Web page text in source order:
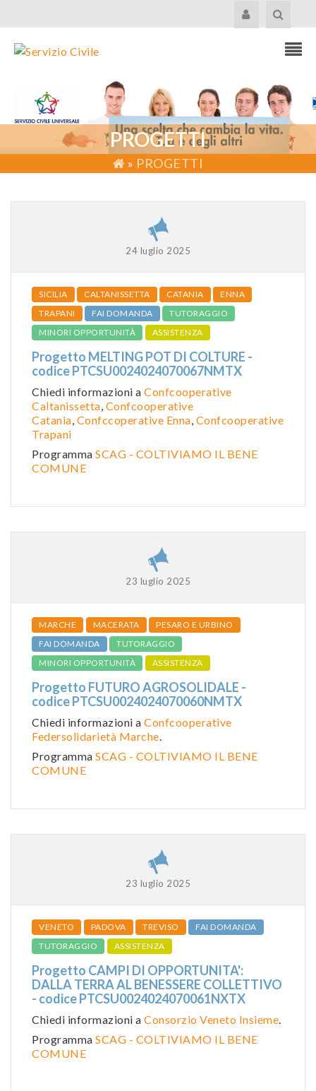
PROGETTI
» PROGETTI
24 luglio 2025
SICILIA CALTANISSETTA CATANIA
ENNA
TRAPANI
FAI DOMANDA
TUTORAGGIO
MINORI OPPORTUNITÀ
ASSISTENZA
Progetto MELTING POT DI COLTURE -
codice PTCSU0024024070067NMTX
Chiedi informazioni a Confcooperative
Caltanissetta, Confcooperative
Catania, Confccoperative Enna, Confcooperative
Trapani
Programma SCAG - COLTIVIAMO IL BENE
COMUNE
23 luglio 2025
MARCHE MACERATA
PESARO E URBINO
FAI DOMANDA
TUTORAGGIO
MINORI OPPORTUNITÀ
ASSISTENZA
Progetto FUTURO AGROSOLIDALE -
codice PTCSU0024024070060NMTX
Chiedi informazioni a Confcooperative
Federsolidarietà Marche.
Programma SCAG - COLTIVIAMO IL BENE
COMUNE
23 luglio 2025
VENETO PADOVA TREVISO
FAI DOMANDA
TUTORAGGIO
ASSISTENZA
Progetto CAMPI DI OPPORTUNITA':
DALLA TERRA AL BENESSERE COLLETTIVO
- codice PTCSU0024024070061NXTX
Chiedi informazioni a Consorzio Veneto Insieme.
Programma SCAG - COLTIVIAMO IL BENE
COMUNE